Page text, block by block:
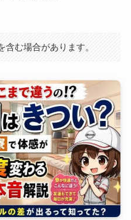
含む場合があります。